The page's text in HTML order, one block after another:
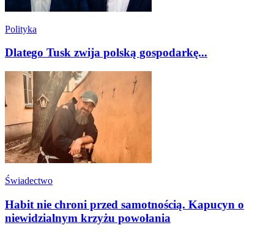
Polityka
Dlatego Tusk zwija polską gospodarkę...
Świadectwo
Habit nie chroni przed samotnością. Kapucyn o
niewidzialnym krzyżu powołania